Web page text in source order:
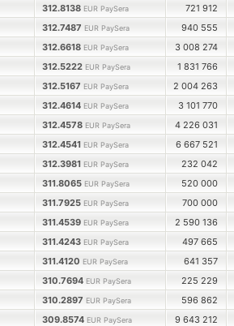
312.8138 EUR PaySera 721 912
312.7487 EUR PaySera 940 555
312.6618 EUR PaySera 3 008 274
312.5222 EUR PaySera 1 831 766
312.5167 EUR PaySera 2 004 263
312.4614 EUR PaySera 3 101 770
312.4578 EUR PaySera 4 226 031
312.4541 EUR PaySera 6 667 521
312.3981 EUR PaySera 232 042
311.8065 EUR PaySera 520 000
311.7925 EUR PaySera 700 000
311.4539 EUR PaySera 2 590 136
311.4243 EUR PaySera 497 665
311.4120 EUR PaySera 641 357
310.7694 EUR PaySera 225 229
310.2897 EUR PaySera 596 862
309.8574 EUR PaySera 9 643 212